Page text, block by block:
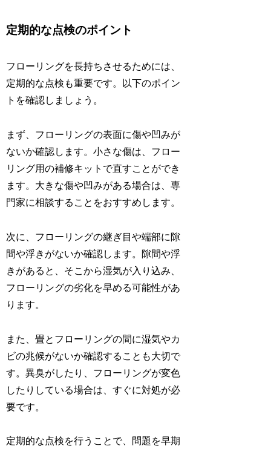
定期的な点検のポイント
フローリングを長持ちさせるためには、
定期的な点検も重要です。以下のポイン
トを確認しましょう。
まず、フローリングの表面に傷や凹みが
ないか確認します。小さな傷は、フロー
リング用の補修キットで直すことができ
ます。大きな傷や凹みがある場合は、専
門家に相談することをおすすめします。
次に、フローリングの継ぎ目や端部に隙
間や浮きがないか確認します。隙間や浮
きがあると、そこから湿気が入り込み、
フローリングの劣化を早める可能性があ
ります。
また、畳とフローリングの間に湿気やカ
ビの兆候がないか確認することも大切で
す。異臭がしたり、フローリングが変色
したりしている場合は、すぐに対処が必
要です。
定期的な点検を行うことで、問題を早期